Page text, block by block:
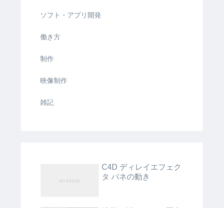
ソフト・アプリ開発
働き方
制作
映像制作
雑記
C4D ディレイエフェク
タ バネの動き